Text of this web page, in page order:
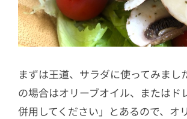
まずは王道、サラダに使ってみまし
の場合はオリーブオイル、またはド
併用してください」とあるので、オ